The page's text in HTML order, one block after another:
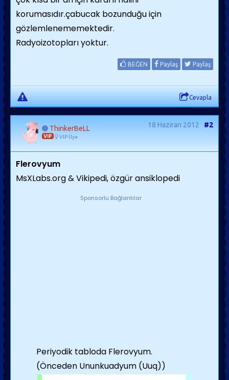
korumasıdır.çabucak bozunduğu için
gözlemlenememektedir.
Radyoizotopları yoktur.
BEĞEN Paylaş Paylaş
Cevapla
ThinkerBeLL
VIP VIP Üye
18 Haziran 2012 #2
Flerovyum
MsXLabs.org & Vikipedi, özgür ansiklopedi
Sponsorlu Bağlantılar
Periyodik tabloda Flerovyum.
(Önceden Ununkuadyum (Uuq))